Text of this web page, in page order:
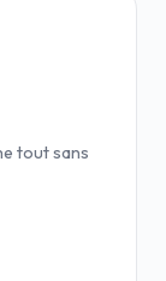
tout sans